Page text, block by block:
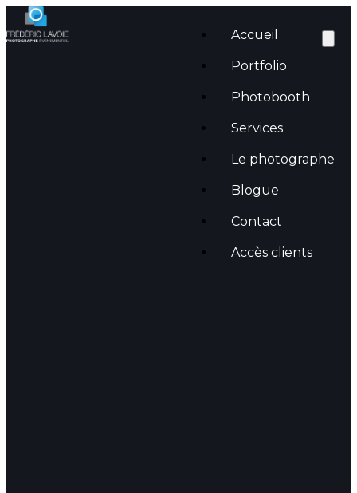
Accueil
Portfolio
Photobooth
Services
Le photographe
Blogue
Contact
Accès clients
Desjardins – Vidéographe et